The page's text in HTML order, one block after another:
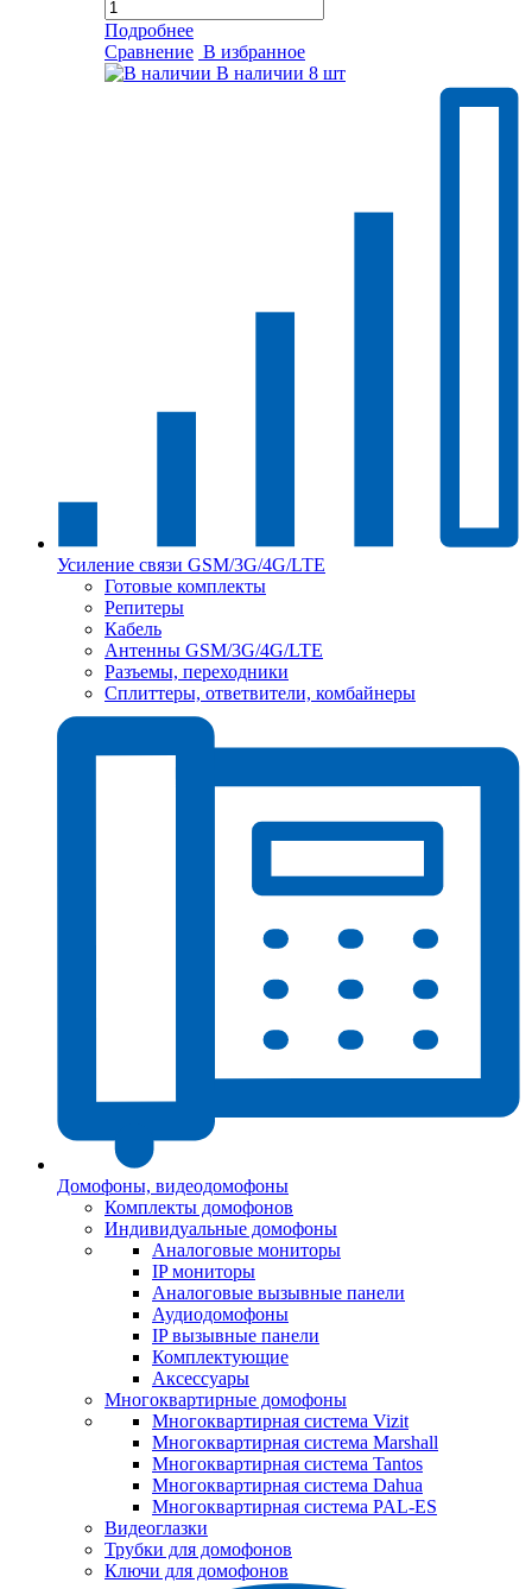
Подробнее
Сравнение В избранное
В наличии 8 шт
Усиление связи GSM/3G/4G/LTE
Готовые комплекты
Репитеры
Кабель
Антенны GSM/3G/4G/LTE
Разъемы, переходники
Сплиттеры, ответвители, комбайнеры
Домофоны, видеодомофоны
Комплекты домофонов
Индивидуальные домофоны
Аналоговые мониторы
IP мониторы
Аналоговые вызывные панели
Аудиодомофоны
IP вызывные панели
Комплектующие
Аксессуары
Многоквартирные домофоны
Многоквартирная система Vizit
Многоквартирная система Marshall
Многоквартирная система Tantos
Многоквартирная система Dahua
Многоквартирная система PAL-ES
Видеоглазки
Трубки для домофонов
Ключи для домофонов